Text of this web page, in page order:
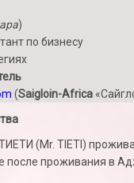
)
по бизнесу
(Saigloin-Africa
(Mr. TIETI)
после проживания в